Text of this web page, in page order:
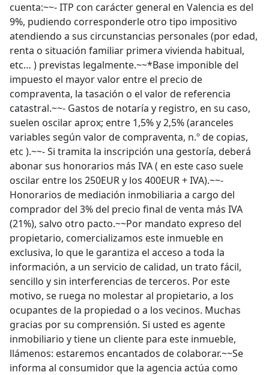
cuenta:~~- ITP con carácter general en Valencia es del
9%, pudiendo corresponderle otro tipo impositivo
atendiendo a sus circunstancias personales (por edad,
renta o situación familiar primera vivienda habitual,
etc… ) previstas legalmente.~~*Base imponible del
impuesto el mayor valor entre el precio de
compraventa, la tasación o el valor de referencia
catastral.~~- Gastos de notaría y registro, en su caso,
suelen oscilar aprox; entre 1,5% y 2,5% (aranceles
variables según valor de compraventa, n.º de copias,
etc ).~~- Si tramita la inscripción una gestoría, deberá
abonar sus honorarios más IVA ( en este caso suele
oscilar entre los 250EUR y los 400EUR + IVA).~~-
Honorarios de mediación inmobiliaria a cargo del
comprador del 3% del precio final de venta más IVA
(21%), salvo otro pacto.~~Por mandato expreso del
propietario, comercializamos este inmueble en
exclusiva, lo que le garantiza el acceso a toda la
información, a un servicio de calidad, un trato fácil,
sencillo y sin interferencias de terceros. Por este
motivo, se ruega no molestar al propietario, a los
ocupantes de la propiedad o a los vecinos. Muchas
gracias por su comprensión. Si usted es agente
inmobiliario y tiene un cliente para este inmueble,
llámenos: estaremos encantados de colaborar.~~Se
informa al consumidor que la agencia actúa como